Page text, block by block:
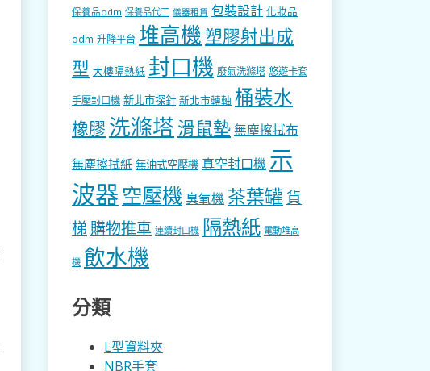
保養品odm 保養品代工 儀器租賃 包裝設計 化妝品
odm 升降平台 堆高機 塑膠射出成
型 大樓隔熱紙 封口機 廢氣洗滌塔 悠遊卡套
手壓封口機 新北市探針 新北市轉軸 桶裝水
橡膠 洗滌塔 滑鼠墊無塵擦拭布
無塵擦拭紙 無油式空壓機 真空封口機 示
波器 空壓機 臭氧機 茶葉罐 貨
梯 購物推車 連續封口機 隔熱紙 電動堆高
機 飲水機
分類
L型資料夾
NBR手套